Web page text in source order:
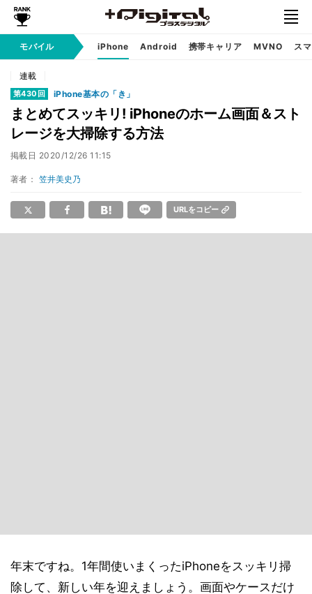
モバイル iPhone Android 携帯キャリア MVNO ス
連載
第430回 iPhone基本の「き」
まとめてスッキリ! iPhoneのホーム画面＆スト
レージを大掃除する方法
掲載日 2020/12/26 11:15
著者： 笠井美史乃
URLをコピー
年末ですね。1年間使いまくったiPhoneをスッキリ掃
除して、新しい年を迎えましょう。画面やケースだけ